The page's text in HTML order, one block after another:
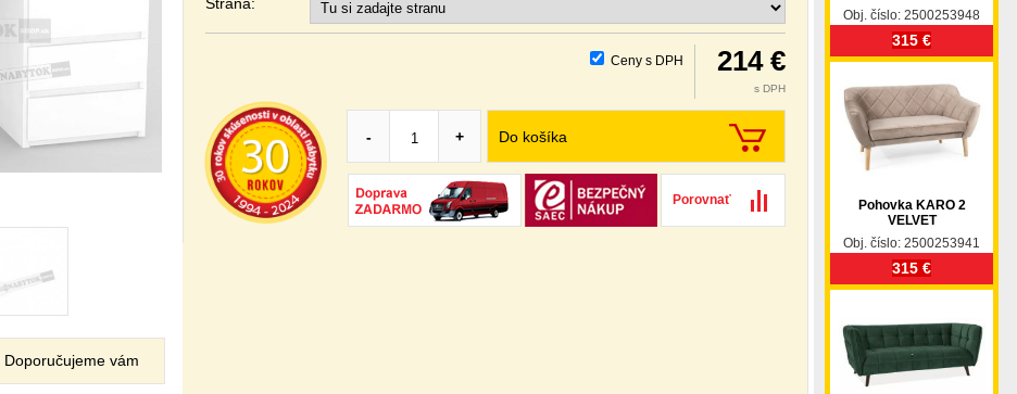
Ceny s DPH 214 €
s DPH
Do košíka
- +
Porovnať
Doporučujeme vám
Obj. číslo: 2500253948
315 €
Pohovka KARO 2
VELVET
Obj. číslo: 2500253941
315 €